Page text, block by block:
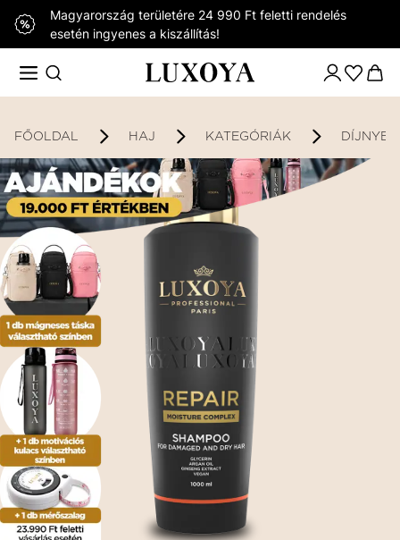
Magyarország területére 24 990 Ft feletti rendelés
esetén ingyenes a kiszállítás!
FŐOLDAL HAJ KATEGÓRIÁK